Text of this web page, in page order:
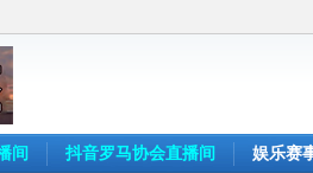
间 抖音罗马协会直播间 娱乐赛